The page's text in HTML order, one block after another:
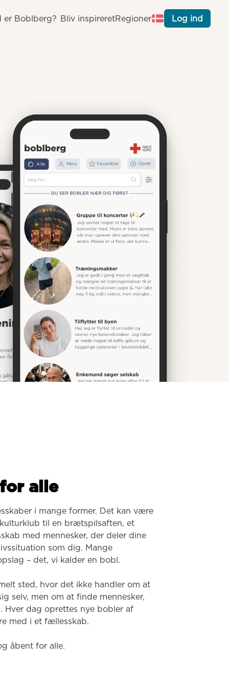
er Boblberg? Bliv inspireretRegioner Log ind
alle
i mange former. Det kan være
til en brætspilsaften, et
med mennesker, der deler dine
som dig. Mange
– det, vi kalder en bobl.
sted, hvor det ikke handler om at
selv, men om at finde mennesker,
dag oprettes nye bobler af
med i et fællesskab.
åbent for alle.